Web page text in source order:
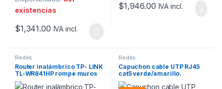
existencias
$1,341.00 IVA incl.
$1,946.00 IVA incl.
Redes
Router inalámbrico TP- LINK
TL-WR841HP rompe muros
300 MBP.
Redes
Capuchon cable UTP RJ45
cat5 verde/amarillo.